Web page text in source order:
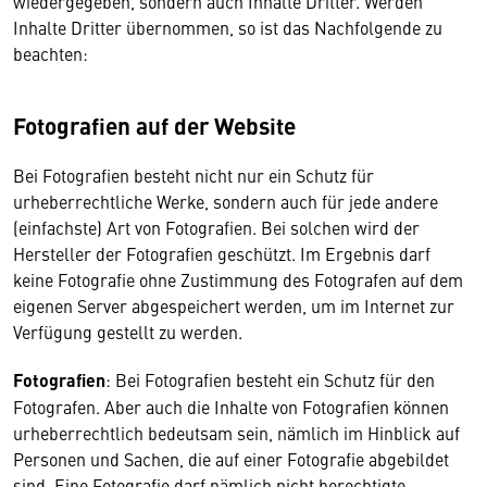
Inhalte Dritter übernommen, so ist das Nachfolgende zu
beachten:
Fotografien auf der Website
Bei Fotografien besteht nicht nur ein Schutz für
urheberrechtliche Werke, sondern auch für jede andere
(einfachste) Art von Fotografien. Bei solchen wird der
Hersteller der Fotografien geschützt. Im Ergebnis darf
keine Fotografie ohne Zustimmung des Fotografen auf dem
eigenen Server abgespeichert werden, um im Internet zur
Verfügung gestellt zu werden.
Fotografien: Bei Fotografien besteht ein Schutz für den
Fotografen. Aber auch die Inhalte von Fotografien können
urheberrechtlich bedeutsam sein, nämlich im Hinblick auf
Personen und Sachen, die auf einer Fotografie abgebildet